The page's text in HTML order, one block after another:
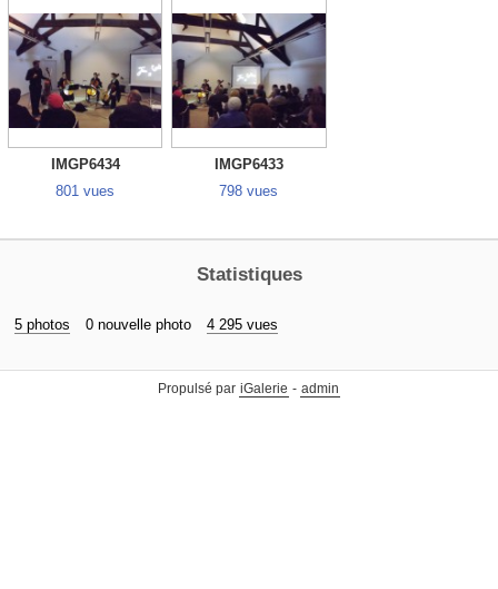
IMGP6434
801 vues
IMGP6433
798 vues
Statistiques
5 photos 0 nouvelle photo 4 295 vues
Propulsé par iGalerie - admin